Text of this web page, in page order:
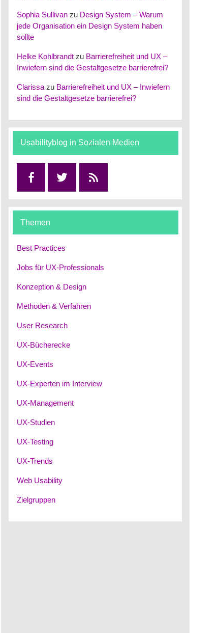
Sophia Sullivanzu Design System – Warum
jede Organisation ein Design System haben
sollte
Helke Kohlbrandtzu Barrierefreiheit und UX –
Inwiefern sind die Gestaltgesetze barrierefrei?
Clarissazu Barrierefreiheit und UX – Inwiefern
sind die Gestaltgesetze barrierefrei?
Usabilityblog in Sozialen Medien
Themen
Best Practices
Jobs für UX-Professionals
Konzeption & Design
Methoden & Verfahren
User Research
UX-Bücherecke
UX-Events
UX-Experten im Interview
UX-Management
UX-Studien
UX-Testing
UX-Trends
Web Usability
Zielgruppen